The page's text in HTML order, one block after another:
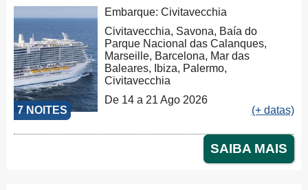
7 NOITES
Embarque: Civitavecchia
Civitavecchia, Savona, Baía do
Parque Nacional das Calanques,
Marseille, Barcelona, Mar das
Baleares, Ibiza, Palermo,
Civitavecchia
De 14 a 21 Ago 2026
(+ datas)
SAIBA MAIS